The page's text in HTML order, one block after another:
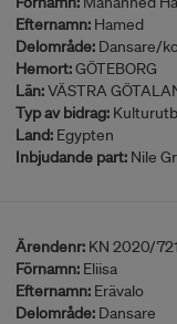
Efternamn:Hamed
Delområde:Dansare/
Hemort:GÖTEBORG
Län:VÄSTRA
Typ av bidrag:
Land:Egypten
Inbjudande part:Nile
Ärendenr:KN 2020/
Förnamn:Eliisa
Efternamn:Erävalo
Delområde:Dansare